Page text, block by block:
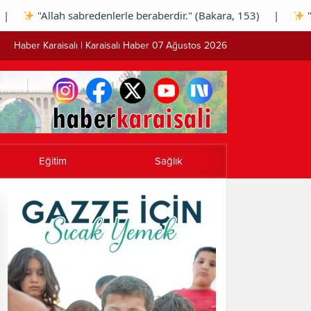
sabredenlerle beraberdir." (Bakara, 153) | "Rabbin
Haber Karaisalı | Karaisalı Haber 07 Ağustos 2026
Eğitim Sağlık